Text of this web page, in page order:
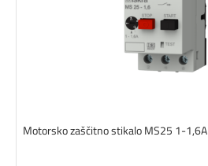
Motorsko zaščitno stikalo MS25 1-1,6A